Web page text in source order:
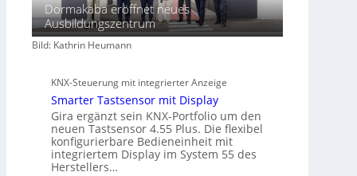
Dormakaba eröffnet neues
Ausbildungszentrum
Bild: Kathrin Heumann
KNX-Steuerung mit integrierter Anzeige
Smarter Tastsensor mit Display
Gira ergänzt sein KNX-Portfolio um den
neuen Tastsensor 4.55 Plus. Die flexibel
konfigurierbare Bedieneinheit mit
integriertem Display im System 55 des
Herstellers…